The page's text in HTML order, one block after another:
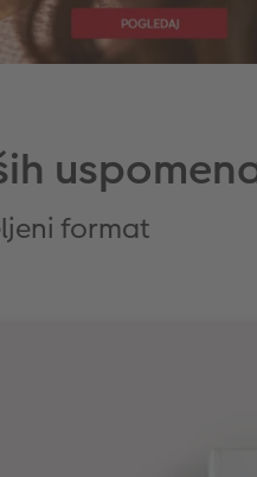
format